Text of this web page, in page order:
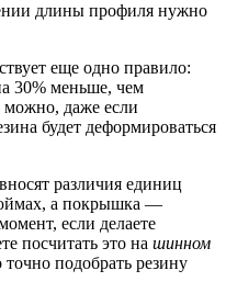
длины профиля нужно
еще одно правило:
30% меньше, чем
можно, даже если
будет деформироваться
различия единиц
а покрышка —
если делаете
посчитать это на шинном
подобрать резину